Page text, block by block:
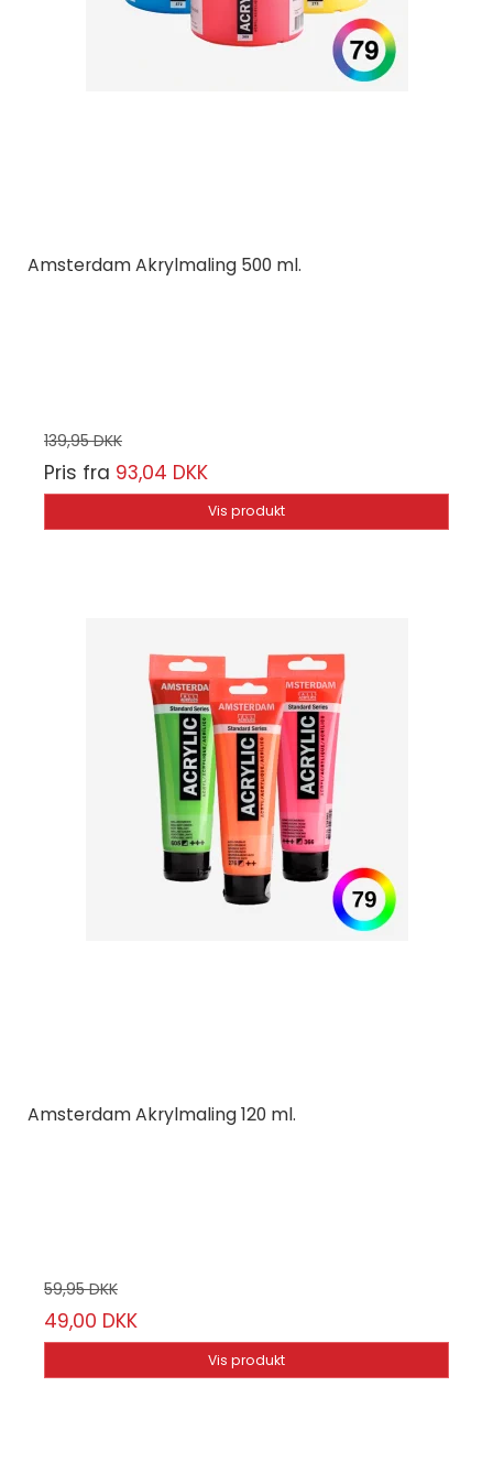
Amsterdam Akrylmaling 500 ml.
139,95 DKK
Pris fra 93,04 DKK
Vis produkt
Amsterdam Akrylmaling 120 ml.
59,95 DKK
49,00 DKK
Vis produkt